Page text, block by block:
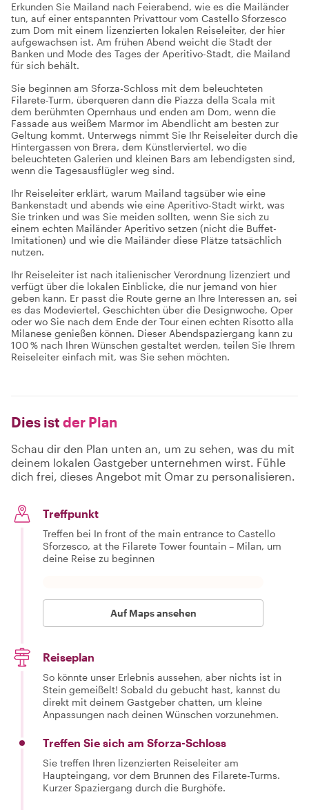
Erkunden Sie Mailand nach Feierabend, wie es die Mailänder
tun, auf einer entspannten Privattour vom Castello Sforzesco
zum Dom mit einem lizenzierten lokalen Reiseleiter, der hier
aufgewachsen ist. Am frühen Abend weicht die Stadt der
Banken und Mode des Tages der Aperitivo-Stadt, die Mailand
für sich behält.
Sie beginnen am Sforza-Schloss mit dem beleuchteten
Filarete-Turm, überqueren dann die Piazza della Scala mit
dem berühmten Opernhaus und enden am Dom, wenn die
Fassade aus weißem Marmor im Abendlicht am besten zur
Geltung kommt. Unterwegs nimmt Sie Ihr Reiseleiter durch die
Hintergassen von Brera, dem Künstlerviertel, wo die
beleuchteten Galerien und kleinen Bars am lebendigsten sind,
wenn die Tagesausflügler weg sind.
Ihr Reiseleiter erklärt, warum Mailand tagsüber wie eine
Bankenstadt und abends wie eine Aperitivo-Stadt wirkt, was
Sie trinken und was Sie meiden sollten, wenn Sie sich zu
einem echten Mailänder Aperitivo setzen (nicht die Buffet-
Imitationen) und wie die Mailänder diese Plätze tatsächlich
nutzen.
Ihr Reiseleiter ist nach italienischer Verordnung lizenziert und
verfügt über die lokalen Einblicke, die nur jemand von hier
geben kann. Er passt die Route gerne an Ihre Interessen an, sei
es das Modeviertel, Geschichten über die Designwoche, Oper
oder wo Sie nach dem Ende der Tour einen echten Risotto alla
Milanese genießen können. Dieser Abendspaziergang kann zu
100 % nach Ihren Wünschen gestaltet werden, teilen Sie Ihrem
Reiseleiter einfach mit, was Sie sehen möchten.
Dies ist der Plan
Schau dir den Plan unten an, um zu sehen, was du mit
deinem lokalen Gastgeber unternehmen wirst. Fühle
dich frei, dieses Angebot mit Omar zu personalisieren.
Treffpunkt
Treffen bei In front of the main entrance to Castello
Sforzesco, at the Filarete Tower fountain – Milan, um
deine Reise zu beginnen
Auf Maps ansehen
Reiseplan
So könnte unser Erlebnis aussehen, aber nichts ist in
Stein gemeißelt! Sobald du gebucht hast, kannst du
direkt mit deinem Gastgeber chatten, um kleine
Anpassungen nach deinen Wünschen vorzunehmen.
Treffen Sie sich am Sforza-Schloss
Sie treffen Ihren lizenzierten Reiseleiter am
Haupteingang, vor dem Brunnen des Filarete-Turms.
Kurzer Spaziergang durch die Burghöfe.